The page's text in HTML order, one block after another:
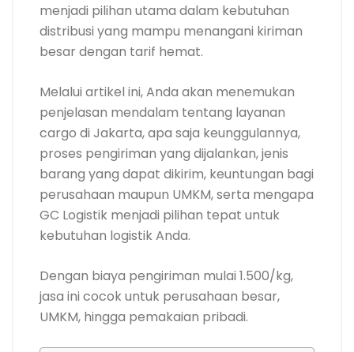
menjadi pilihan utama dalam kebutuhan
distribusi yang mampu menangani kiriman
besar dengan tarif hemat.
Melalui artikel ini, Anda akan menemukan
penjelasan mendalam tentang layanan
cargo di Jakarta, apa saja keunggulannya,
proses pengiriman yang dijalankan, jenis
barang yang dapat dikirim, keuntungan bagi
perusahaan maupun UMKM, serta mengapa
GC Logistik menjadi pilihan tepat untuk
kebutuhan logistik Anda.
Dengan biaya pengiriman mulai 1.500/kg,
jasa ini cocok untuk perusahaan besar,
UMKM, hingga pemakaian pribadi.